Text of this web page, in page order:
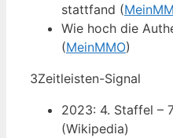
stattfand (
Wie hoch die
(MeinMMO)
3Zeitleisten-Signal
2023: 4. Staffel –
(Wikipedia)